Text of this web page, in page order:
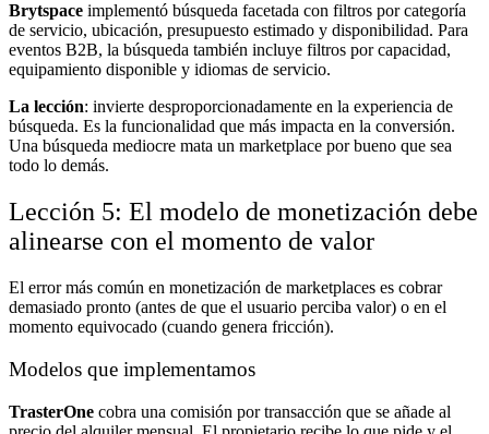
Brytspace implementó búsqueda facetada con filtros por categoría
de servicio, ubicación, presupuesto estimado y disponibilidad. Para
eventos B2B, la búsqueda también incluye filtros por capacidad,
equipamiento disponible y idiomas de servicio.
La lección: invierte desproporcionadamente en la experiencia de
búsqueda. Es la funcionalidad que más impacta en la conversión.
Una búsqueda mediocre mata un marketplace por bueno que sea
todo lo demás.
Lección 5: El modelo de monetización debe
alinearse con el momento de valor
El error más común en monetización de marketplaces es cobrar
demasiado pronto (antes de que el usuario perciba valor) o en el
momento equivocado (cuando genera fricción).
Modelos que implementamos
TrasterOne cobra una comisión por transacción que se añade al